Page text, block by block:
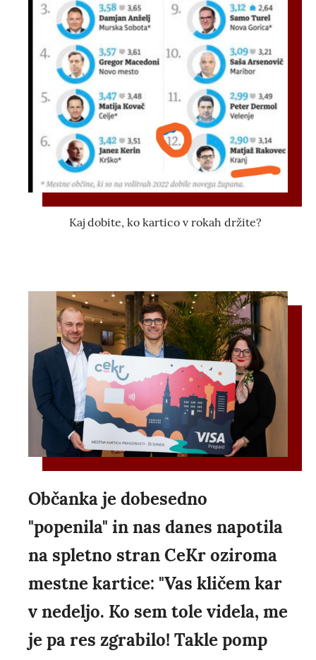
Kaj dobite, ko kartico v rokah držite?
Občanka je dobesedno
"popenila" in nas danes napotila
na spletno stran CeKr oziroma
mestne kartice: "Vas kličem kar
v nedeljo. Ko sem tole videla, me
je pa res zgrabilo! Takle pomp